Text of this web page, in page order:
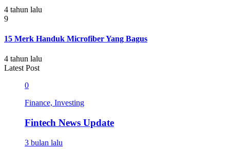
4 tahun lalu
9
15 Merk Handuk Microfiber Yang Bagus
4 tahun lalu
Latest Post
0
Finance, Investing
Fintech News Update
3 bulan lalu